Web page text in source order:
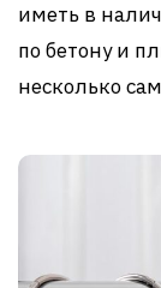
иметь в
по бетону и
несколько